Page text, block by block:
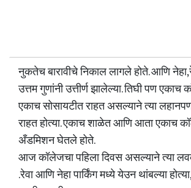
नुकतेच बारावीचे निकाल लागले होते. आणि
उत्तम गुणांनी उत्तीर्ण झालेल्या. तिघी पण एकाच
एकाच सोसायटीत राहत असल्याने त्या
राहत होत्या. एकाच शाळेत आणि आता एकाच
अँडमिशन घेतले होते.
आज कॉलेजचा पहिला दिवस असल्याने त्या
.रेवा आणि नेहा पार्किंग मध्ये येउन थांबल्या